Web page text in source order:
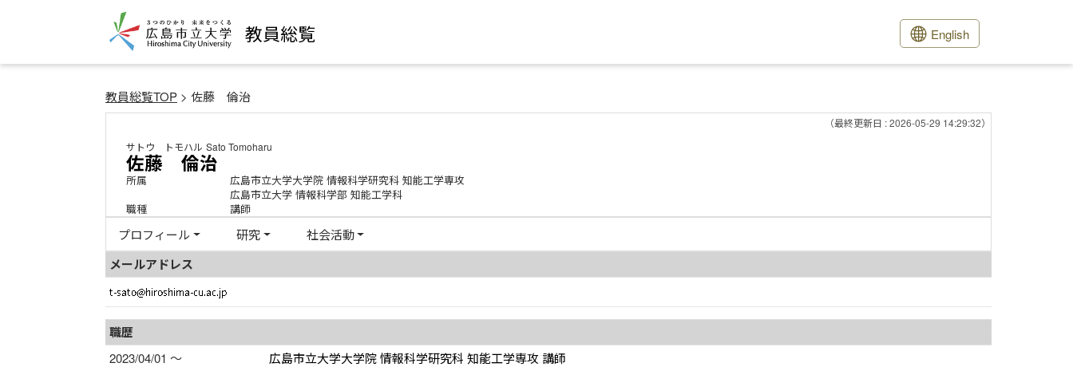
教員総覧 English
教員総覧TOP > 佐藤 倫治
（最終更新日 : 2026-05-29 14:29:32）
サトウ トモハル Sato Tomoharu
佐藤 倫治
所属
広島市立大学大学院 情報科学研究科 知能工学専攻
広島市立大学 情報科学部 知能工学科
職種
講師
プロフィール 研究 社会活動
メールアドレス
職歴
2023/04/01 ～
広島市立大学大学院 情報科学研究科 知能工学専攻 講師